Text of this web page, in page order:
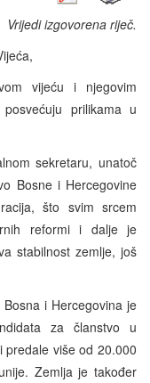
Vrijedi izgovorena riječ.
vijeću i njegovim
prilikama u
sekretaru, unatoč
Bosne i Hercegovine
što svim srcem
reformi i dalje je
stabilnost zemlje, još
i Hercegovina je
za članstvo u
predale više od 20.000
Zemlja je također